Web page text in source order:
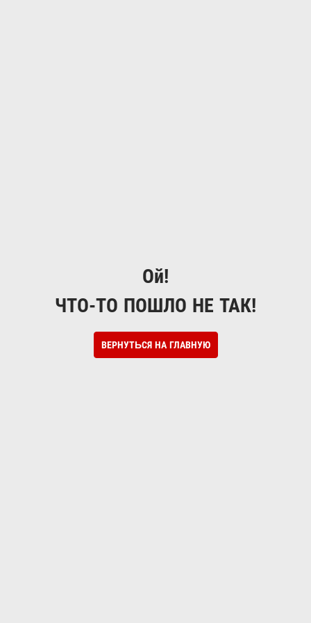
Ой!
ЧТО-ТО ПОШЛО НЕ ТАК!
ВЕРНУТЬСЯ НА ГЛАВНУЮ